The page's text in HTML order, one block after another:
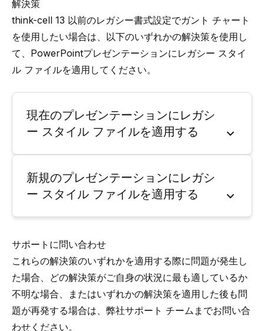
解決策
think-cell 13 以前のレガシー書式設定でガント チャート
を使用したい場合は、以下のいずれかの解決策を使用し
て、PowerPointプレゼンテーションにレガシー スタイ
ル ファイルを適用してください。
現在のプレゼンテーションにレガシ
ー スタイル ファイルを適用する
新規のプレゼンテーションにレガシ
ー スタイル ファイルを適用する
サポートに問い合わせ
これらの解決策のいずれかを適用する際に問題が発生し
た場合、どの解決策がご自身の状況に最も適しているか
不明な場合、またはいずれかの解決策を適用した後も問
題が再発する場合は、弊社サポート チームまでお問い合
わせください。